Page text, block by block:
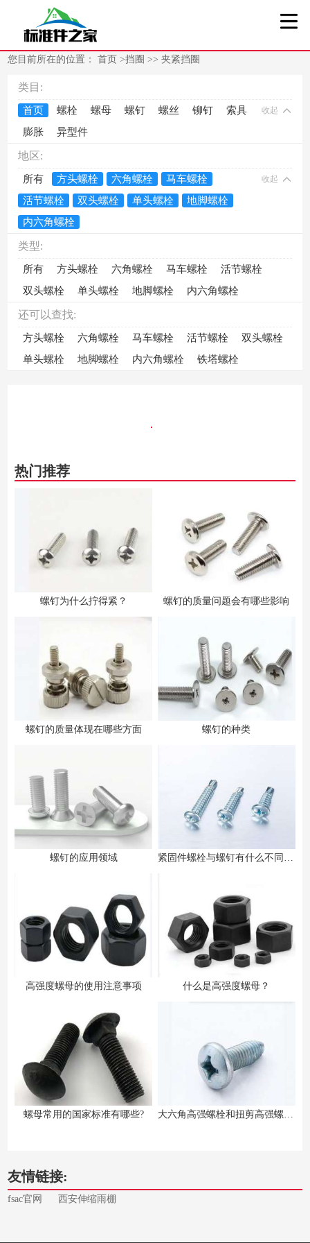
您目前所在的位置：首页>挡圈 >>夹紧挡圈
类目:
首页 螺栓 螺母 螺钉 螺丝 铆钉
索具
膨胀
异型件
收起
地区:
所有 方头螺栓 六角螺栓
马车螺栓
活节螺栓
双头螺栓 单头螺栓
地脚螺栓
内六角螺栓
收起
类型:
所有 方头螺栓 六角螺栓 马车螺栓
活节螺栓
双头螺栓
单头螺栓 地脚螺栓 内六角螺栓
还可以查找:
方头螺栓 六角螺栓 马车螺栓 活节螺栓
双头螺栓
单头螺栓
地脚螺栓 内六角螺栓 铁塔螺栓
热门推荐
螺钉为什么拧得紧？ 螺钉的质量问题会有哪些影响
螺钉的质量体现在哪些方面 螺钉的种类
螺钉的应用领域 紧固件螺栓与螺钉有什么不同之处
高强度螺母的使用注意事项 什么是高强度螺母？
螺母常用的国家标准有哪些? 大六角高强螺栓和扭剪高强螺栓的区别
友情链接:
fsac官网 西安伸缩雨棚